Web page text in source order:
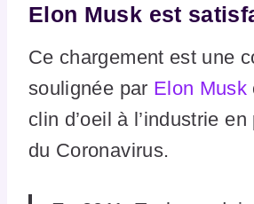
Elon Musk est
Ce chargement est une
soulignée par Elon Musk
clin d’oeil à l’industrie
du Coronavirus.